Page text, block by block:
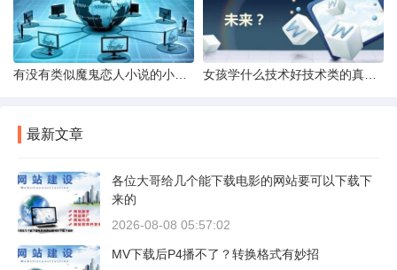
最新文章
各位大哥给几个能下载电影的网站要可以下载下
来的
2026-08-08 05:57:02
MV下载后P4播不了？转换格式有妙招